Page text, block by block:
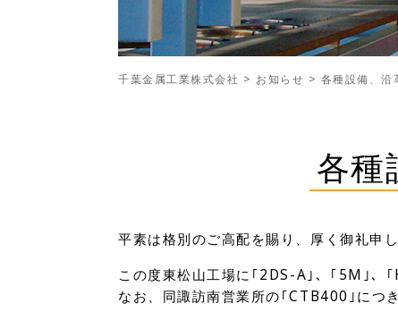
千葉金属工業株式会社 > お知らせ > 各種設備、沿
各種
平素は格別のご高配を賜り、厚く御礼申し
この度東松山工場に｢2DS-A｣、｢5M｣、
なお、同諏訪南営業所の｢CTB400｣につ